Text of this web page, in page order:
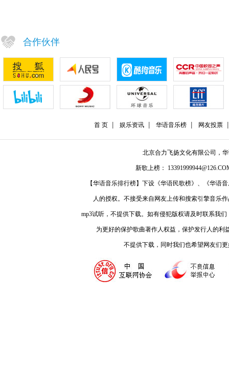
合作伙伴
首 页 娱乐资讯 华语音乐榜 网友投票
北京合力飞扬文化有限公司，
新歌上榜：
【华语音乐排行榜】下设《华语民歌榜》、《华语
人的授权。不接受来自网友上传和搜索引擎音乐
mp3试听，不提供下载。如有侵犯版权请及时联系我
为更好的保护歌曲著作人权益，保护发行人的
不提供下载，同时我们也希望网友们